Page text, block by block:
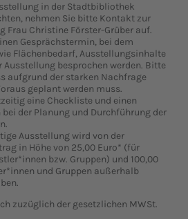
in der Stadtbibliothek
nehmen Sie bitte Kontakt zur
Frau Christine Förster-Grüber auf.
Gesprächstermin, bei dem
Flächenbedarf, Ausstellungsinhalte
Ausstellung besprochen werden. Bitte
aufgrund der starken Nachfrage
geplant werden muss.
eine Checkliste und einen
bei der Planung und Durchführung der
Ausstellung wird von der
in Höhe von 25,00 Euro* (für
bzw. Gruppen) und 100,00
und Gruppen außerhalb
zuzüglich der gesetzlichen MWSt.